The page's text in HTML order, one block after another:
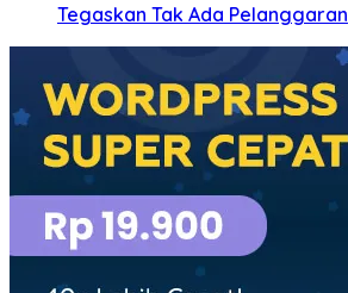
Tegaskan Tak Ada Pelanggaran